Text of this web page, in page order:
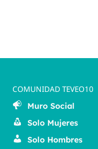
COMUNIDAD TEVEO10
Muro Social
Solo Mujeres
Solo Hombres